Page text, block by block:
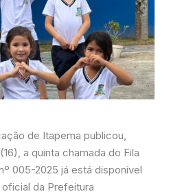
de Itapema publicou,
a quinta chamada do Fila
005-2025 já está disponível
da Prefeitura